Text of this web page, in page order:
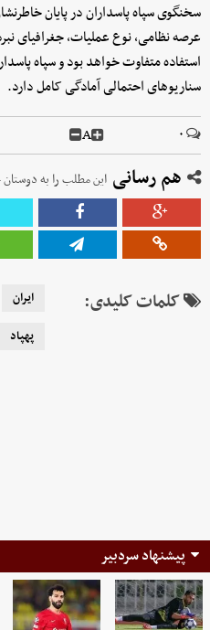
سخنگوی سپاه پاسداران در پایان
عرصه نظامی، نوع عملیات، جغرافیای
استفاده متفاوت خواهد بود و سپاه
سناریوهای احتمالی آمادگی کامل دارد.
۰ A
هم رسانی این مطلب را به دوستان
کلمات کلیدی: ایران
پهپاد
پیشنهاد سردبیر